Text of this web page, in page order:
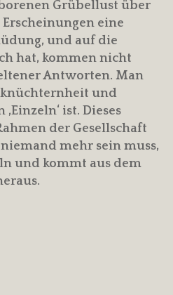
Grübellust über
eine
und auf die
hat, kommen nicht
Antworten. Man
und
ist. Dieses
der Gesellschaft
mehr sein muss,
und kommt aus dem